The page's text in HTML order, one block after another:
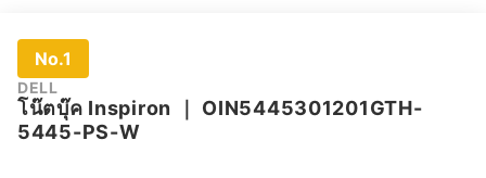
No.1
DELL
โน๊ตบุ๊ค Inspiron
OIN5445301201GTH-
5445-PS-W